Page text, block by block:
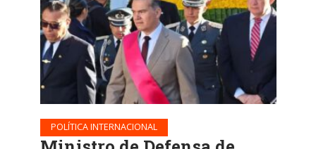
POLÍTICA INTERNACIONAL